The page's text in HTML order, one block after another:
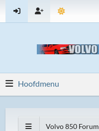
Hoofdmenu
Volvo 850 Forum